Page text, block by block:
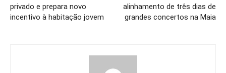
privado e prepara novo
incentivo à habitação jovem
alinhamento de três dias de
grandes concertos na Maia